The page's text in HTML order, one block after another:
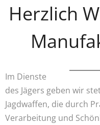
Herzlich
Im Dienste
des Jägers geben wir
Jagdwaffen, die durch
Verarbeitung und